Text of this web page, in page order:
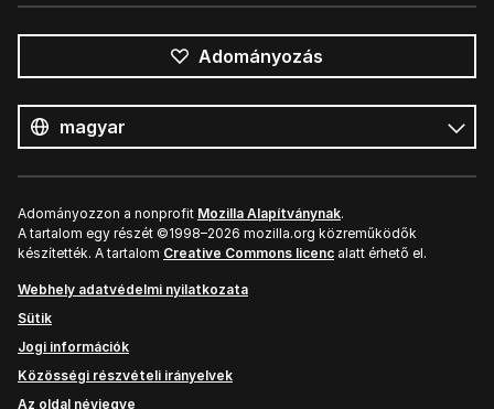
Adományozás
nyelv
Nyelv
Adományozzon a nonprofit Mozilla Alapítványnak.
A tartalom egy részét ©1998–2026 mozilla.org közreműködők
készítették. A tartalom Creative Commons licenc alatt érhető el.
Webhely adatvédelmi nyilatkozata
Sütik
Jogi információk
Közösségi részvételi irányelvek
Az oldal névjegye